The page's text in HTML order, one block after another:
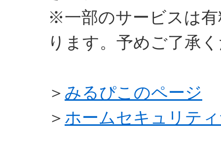
※一部のサービスは
ります。予めご了承
＞ みるぴこのページ
＞ ホームセキュリテ